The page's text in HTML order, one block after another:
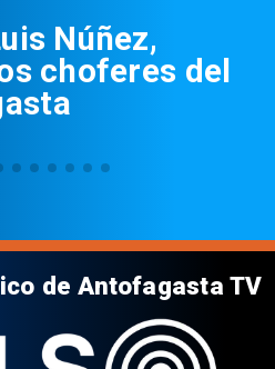
Núñez,
choferes del
de Antofagasta TV